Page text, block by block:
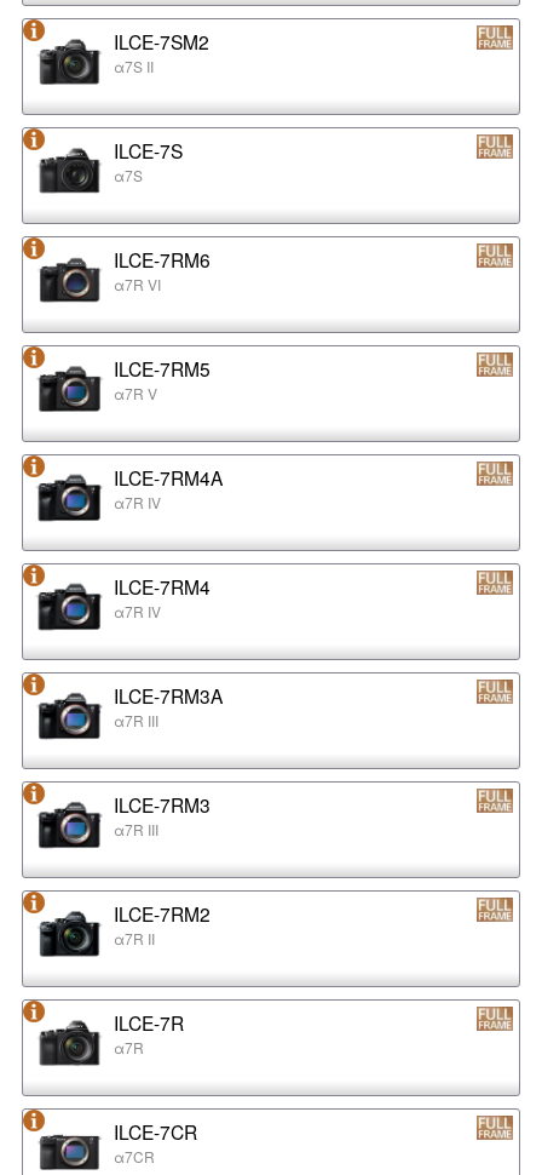
ILCE-7SM2
α7S II
ILCE-7S
α7S
ILCE-7RM6
α7R VI
ILCE-7RM5
α7R V
ILCE-7RM4A
α7R IV
ILCE-7RM4
α7R IV
ILCE-7RM3A
α7R III
ILCE-7RM3
α7R III
ILCE-7RM2
α7R II
ILCE-7R
α7R
ILCE-7CR
α7CR